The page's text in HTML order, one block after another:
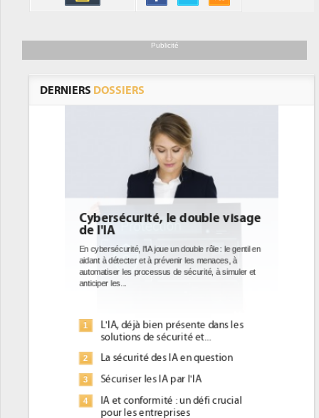
Publicité
DERNIERS DOSSIERS
DEE: l'efficacité énergétique
bientôt une obligation pour les
datacenters
Des datacenters plus durables et plus efficaces, c'est
ce que recherchent les pouvoirs publics européens
avec la mise en oeuvre de la nouvelle Directive sur
1
Qu'est-ce que la DEE (directive
d'efficacité énergétique) ?
2
DEE, une pression administrative
place pour répondre à...